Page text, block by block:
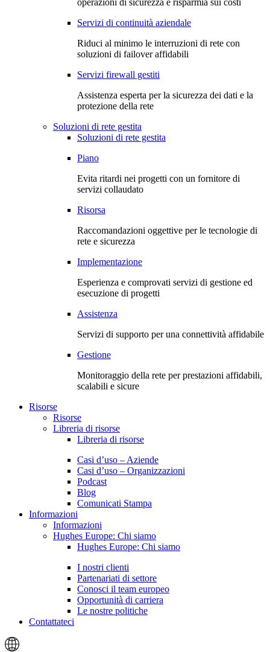
operazioni di sicurezza e risparmia sui costi
Servizi di continuità aziendale
Riduci al minimo le interruzioni di rete con
soluzioni di failover affidabili
Servizi firewall gestiti
Assistenza esperta per la sicurezza dei dati e la
protezione della rete
Soluzioni di rete gestita
Soluzioni di rete gestita
Piano
Evita ritardi nei progetti con un fornitore di
servizi collaudato
Risorsa
Raccomandazioni oggettive per le tecnologie di
rete e sicurezza
Implementazione
Esperienza e comprovati servizi di gestione ed
esecuzione di progetti
Assistenza
Servizi di supporto per una connettività affidabile
Gestione
Monitoraggio della rete per prestazioni affidabili,
scalabili e sicure
Risorse
Risorse
Libreria di risorse
Libreria di risorse
Casi d’uso – Aziende
Casi d’uso – Organizzazioni
Podcast
Blog
Comunicati Stampa
Informazioni
Informazioni
Hughes Europe: Chi siamo
Hughes Europe: Chi siamo
I nostri clienti
Partenariati di settore
Conosci il team europeo
Opportunità di carriera
Le nostre politiche
Contattateci